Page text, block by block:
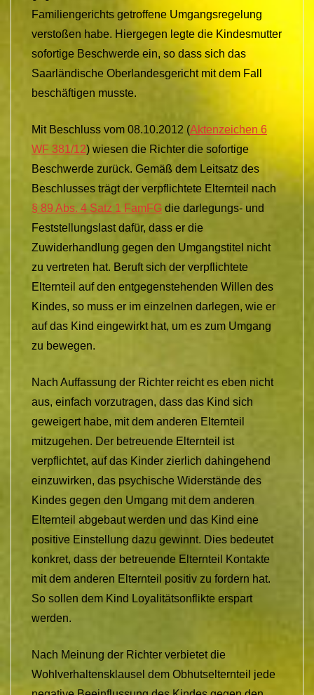
Familiengerichts getroffene Umgangsregelung
verstoßen habe. Hiergegen legte die Kindesmutter
sofortige Beschwerde ein, so dass sich das
Saarländische Oberlandesgericht mit dem Fall
beschäftigen musste.
Mit Beschluss vom 08.10.2012 (Aktenzeichen 6
WF 381/12) wiesen die Richter die sofortige
Beschwerde zurück. Gemäß dem Leitsatz des
Beschlusses trägt der verpflichtete Elternteil nach
§ 89 Abs. 4 Satz 1 FamFG die darlegungs- und
Feststellungslast dafür, dass er die
Zuwiderhandlung gegen den Umgangstitel nicht
zu vertreten hat. Beruft sich der verpflichtete
Elternteil auf den entgegenstehenden Willen des
Kindes, so muss er im einzelnen darlegen, wie er
auf das Kind eingewirkt hat, um es zum Umgang
zu bewegen.
Nach Auffassung der Richter reicht es eben nicht
aus, einfach vorzutragen, dass das Kind sich
geweigert habe, mit dem anderen Elternteil
mitzugehen. Der betreuende Elternteil ist
verpflichtet, auf das Kinder zierlich dahingehend
einzuwirken, das psychische Widerstände des
Kindes gegen den Umgang mit dem anderen
Elternteil abgebaut werden und das Kind eine
positive Einstellung dazu gewinnt. Dies bedeutet
konkret, dass der betreuende Elternteil Kontakte
mit dem anderen Elternteil positiv zu fordern hat.
So sollen dem Kind Loyalitätsonflikte erspart
werden.
Nach Meinung der Richter verbietet die
Wohlverhaltensklausel dem Obhutselternteil jede